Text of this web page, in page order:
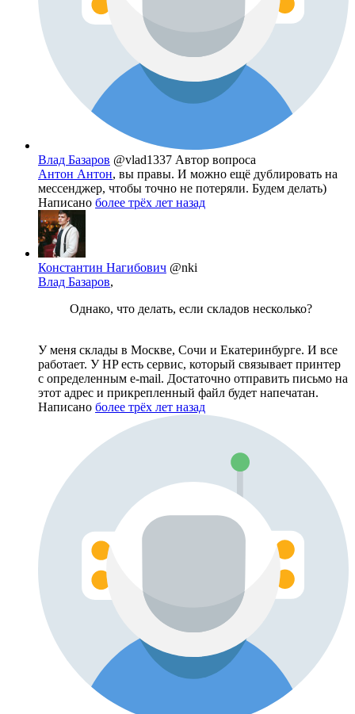
Влад Базаров @vlad1337 Автор вопроса
Антон Антон, вы правы. И можно ещё дублировать на
мессенджер, чтобы точно не потеряли. Будем делать)
Написано более трёх лет назад
Константин Нагибович @nki
Влад Базаров,
Однако, что делать, если складов несколько?
У меня склады в Москве, Сочи и Екатеринбурге. И все
работает. У HP есть сервис, который связывает принтер
с определенным e-mail. Достаточно отправить письмо на
этот адрес и прикрепленный файл будет напечатан.
Написано более трёх лет назад